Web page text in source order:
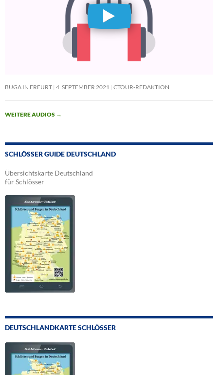
BUGA IN ERFURT 4. SEPTEMBER 2021 CTOUR-REDAKTION
WEITERE AUDIOS →
SCHLÖSSER GUIDE DEUTSCHLAND
Übersichtskarte Deutschland
für Schlösser
DEUTSCHLANDKARTE SCHLÖSSER